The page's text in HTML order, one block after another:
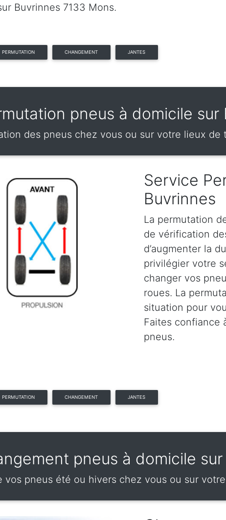
Buvrinnes 7133 Mons.
PERMUTATION CHANGEMENT JANTES
pneus à domicile sur
des pneus chez vous ou sur votre lieux de
Service
Buvrinnes
La permutation
de vérification
d’augmenter la
privilégier votre
changer vos
roues. La
situation pour
Faites confiance
pneus.
PERMUTATION CHANGEMENT JANTES
pneus à domicile
vos pneus été ou hivers chez vous ou sur